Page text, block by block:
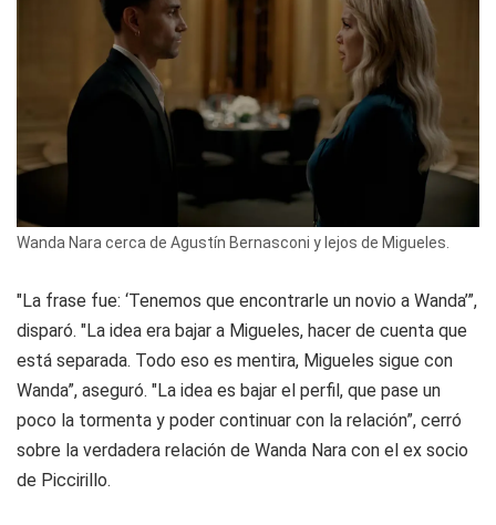
Wanda Nara cerca de Agustín Bernasconi y lejos de Migueles.
"La frase fue: ‘Tenemos que encontrarle un novio a Wanda’”,
disparó. "La idea era bajar a Migueles, hacer de cuenta que
está separada. Todo eso es mentira, Migueles sigue con
Wanda”, aseguró. "La idea es bajar el perfil, que pase un
poco la tormenta y poder continuar con la relación”, cerró
sobre la verdadera relación de Wanda Nara con el ex socio
de Piccirillo.